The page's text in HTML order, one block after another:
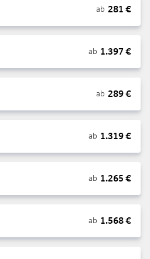
ab 281 €
ab 1.397 €
ab 289€
ab 1.319€
ab 1.265 €
ab 1.568€